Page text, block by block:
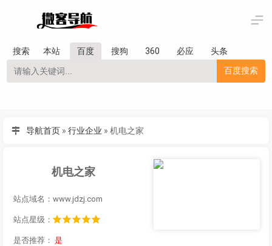
搜索 本站 百度 搜狗 360 必应
头条
百度搜索
导航首页 » 行业企业 » 机电之家
机电之家
站点域名：www.jdzj.com
站点星级：
是否推荐： 是